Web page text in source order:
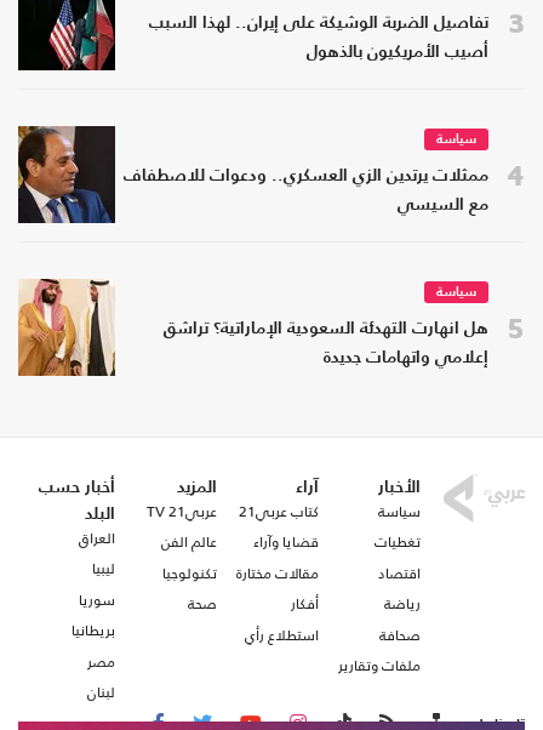
3
تفاصيل الضربة الوشيكة على إيران.. لهذا السبب
أصيب الأمريكيون بالذهول
4
سياسة
ممثلات يرتدين الزي العسكري.. ودعوات للاصطفاف
مع السيسي
5
سياسة
هل انهارت التهدئة السعودية الإماراتية؟ تراشق
إعلامي واتهامات جديدة
الأخبار
سياسة
تغطيات
اقتصاد
رياضة
صحافة
ملفات وتقارير
آراء
كتاب عربي21
قضايا وآراء
مقالات مختارة
أفكار
استطلاع رأي
المزيد
عربي21 TV
عالم الفن
تكنولوجيا
صحة
أخبار حسب
البلد
العراق
ليبيا
سوريا
بريطانيا
مصر
لبنان
تابعنا على